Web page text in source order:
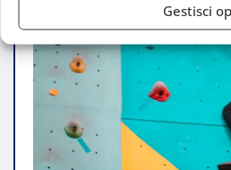
Gestisci